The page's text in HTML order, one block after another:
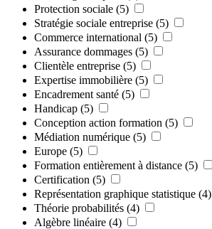
Protection sociale (5)
Stratégie sociale entreprise (5)
Commerce international (5)
Assurance dommages (5)
Clientèle entreprise (5)
Expertise immobilière (5)
Encadrement santé (5)
Handicap (5)
Conception action formation (5)
Médiation numérique (5)
Europe (5)
Formation entièrement à distance (5)
Certification (5)
Représentation graphique statistique (4)
Théorie probabilités (4)
Algèbre linéaire (4)